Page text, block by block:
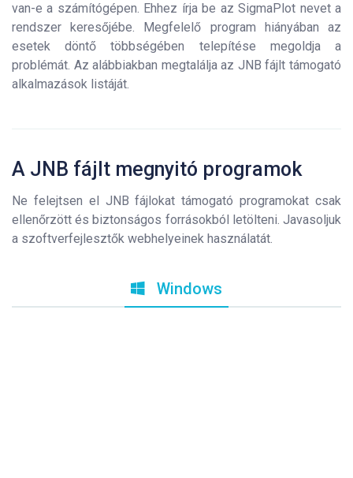
van-e a számítógépen. Ehhez írja be az SigmaPlot nevet a
rendszer keresőjébe. Megfelelő program hiányában az
esetek döntő többségében telepítése megoldja a
problémát. Az alábbiakban megtalálja az JNB fájlt támogató
alkalmazások listáját.
A JNB fájlt megnyitó programok
Ne felejtsen el JNB fájlokat támogató programokat csak
ellenőrzött és biztonságos forrásokból letölteni. Javasoljuk
a szoftverfejlesztők webhelyeinek használatát.
Windows